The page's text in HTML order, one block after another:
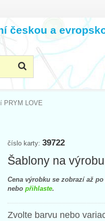
českou a
PRYM LOVE
číslo karty: 39722
Šablony na
Cena výrobku se zobrazí až
nebo přihlaste.
Zvolte barvu nebo